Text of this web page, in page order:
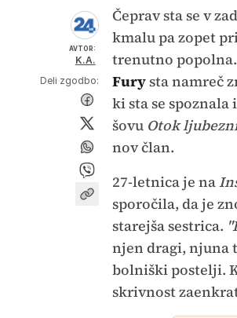
AVTOR:
K.A.
Deli zgodbo:
Čeprav sta se v
kmalu pa zopet
trenutno popolna.
Furysta namreč
ki sta se
šovu Otok
nov član.
27-letnica je na
sporočila, da je
starejša sestrica.
njen dragi, njuna
bolniški postelji.
skrivnost